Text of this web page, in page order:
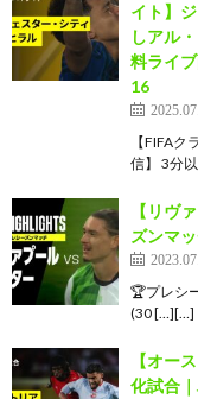
イト】
しアル
料ライ
16
【FIFA
信】 3分
【リヴ
ズンマ
🏆プレシ
(30 […][…]
【オー
化試合